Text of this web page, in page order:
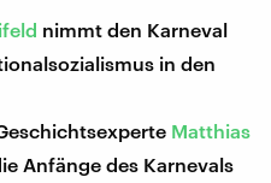
nimmt den Karneval
in den
Matthias
Anfänge des Karnevals